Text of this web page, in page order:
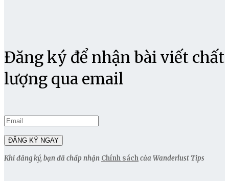
Đăng ký để nhận bài viết chất
lượng qua email
Khi đăng ký, bạn đã chấp nhận Chính sáchcủa Wanderlust Tips